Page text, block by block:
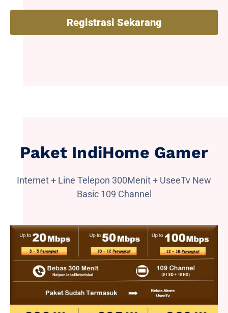
Registrasi Sekarang
Paket IndiHome Gamer
Internet + Line Telepon 300Menit + UseeTv New
Basic 109 Channel